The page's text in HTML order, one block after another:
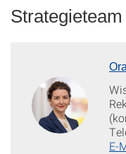
Strategieteam
E-